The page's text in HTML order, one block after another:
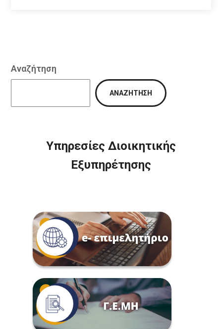
Αναζήτηση
ΑΝΑΖΉΤΗΣΗ
Υπηρεσίες Διοικητικής
Εξυπηρέτησης